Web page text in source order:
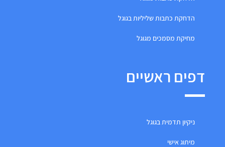
הדחקת כתבות שליליות בגוגל
מחיקת מסמכים מגוגל
דפים ראשיים
ניקיון תדמית בגוגל
מיתוג אישי